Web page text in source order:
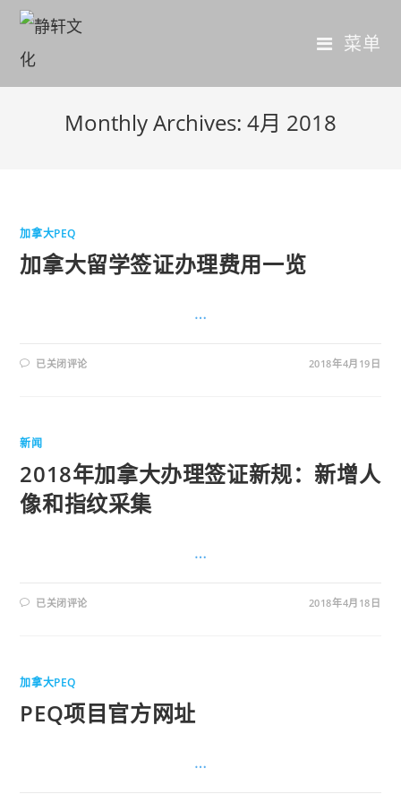
菜单
Monthly Archives: 4月 2018
加拿大PEQ
加拿大留学签证办理费用一览
…
已关闭评论 2018年4月19日
新闻
2018年加拿大办理签证新规：新增人
像和指纹采集
…
已关闭评论 2018年4月18日
加拿大PEQ
PEQ项目官方网址
…